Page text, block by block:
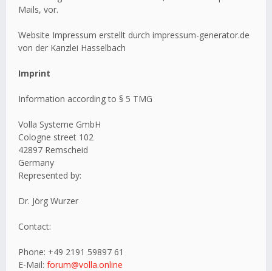
Mails, vor.
Website Impressum erstellt durch impressum-generator.de
von der Kanzlei Hasselbach
Imprint
Information according to § 5 TMG
Volla Systeme GmbH
Cologne street 102
42897 Remscheid
Germany
Represented by:
Dr. Jörg Wurzer
Contact:
Phone: +49 2191 59897 61
E-Mail: forum@volla.online